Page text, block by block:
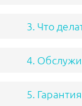
3. Что
4.
5.